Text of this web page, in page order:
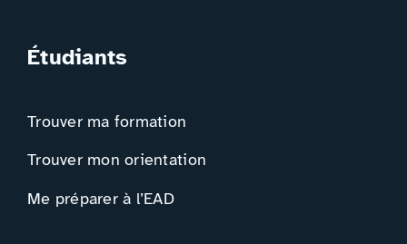
Étudiants
Trouver ma formation
Trouver mon orientation
Me préparer à l’EAD